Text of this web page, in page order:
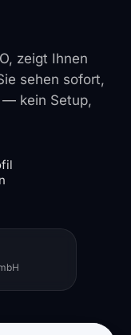
zeigt Ihnen
sehen sofort,
— kein Setup,